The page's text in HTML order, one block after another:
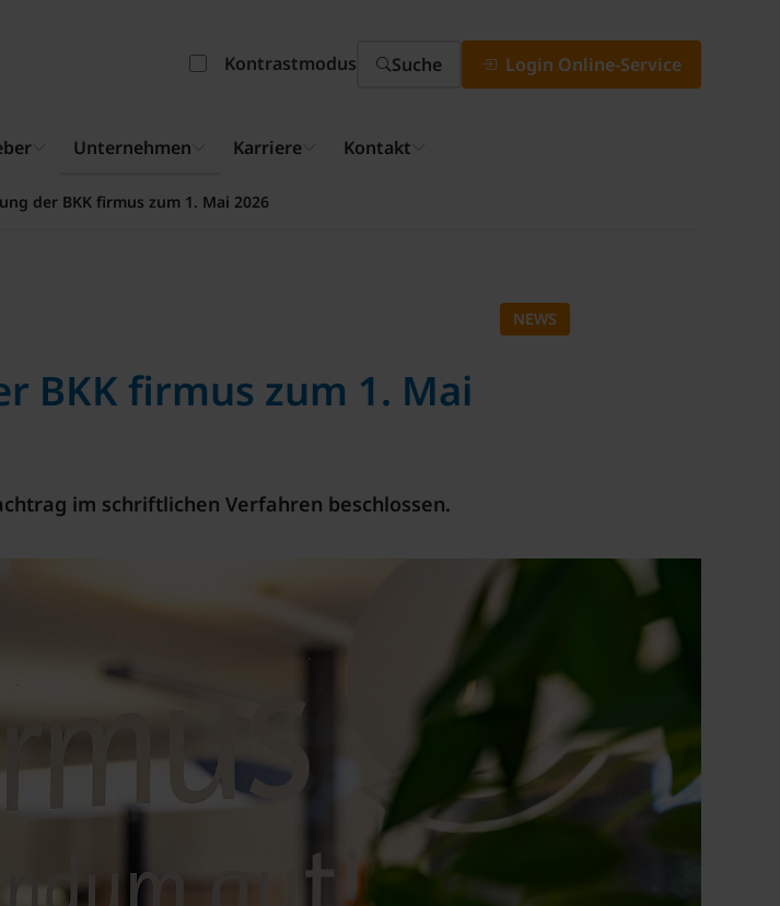
Kontrastmodus Suche Login Online-Service
Unternehmen Karriere Kontakt
der BKK firmus zum 1. Mai 2026
NEWS
BKK firmus zum 1. Mai
im schriftlichen Verfahren beschlossen.